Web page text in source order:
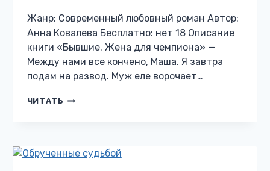
Жанр: Современный любовный роман Автор:
Анна Ковалева Бесплатно: нет 18 Описание
книги «Бывшие. Жена для чемпиона» —
Между нами все кончено, Маша. Я завтра
подам на развод. Муж еле ворочает…
ЧИТАТЬ БЫВШИЕ.